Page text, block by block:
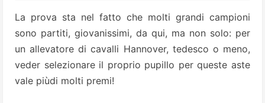
La prova sta nel fatto che molti grandi campioni
sono partiti, giovanissimi, da qui, ma non solo: per
un allevatore di cavalli Hannover, tedesco o meno,
veder selezionare il proprio pupillo per queste aste
vale piùdi molti premi!